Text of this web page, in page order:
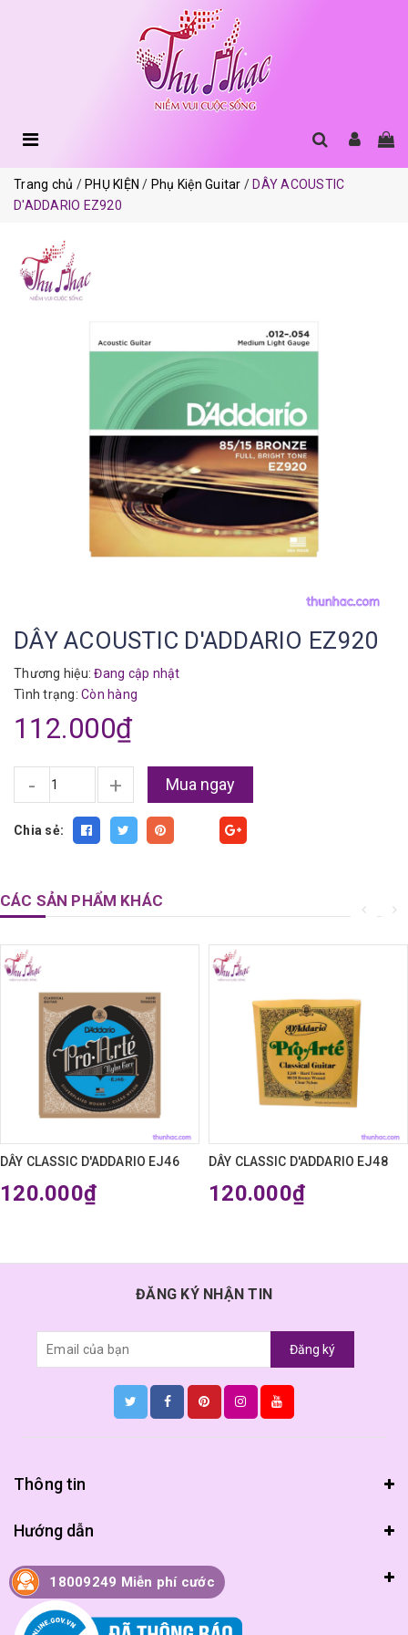
Trang chủ PHỤ KIỆN Phụ Kiện Guitar
DÂY ACOUSTIC
D'ADDARIO EZ920
DÂY ACOUSTIC D'ADDARIO EZ920
Thương hiệu: Đang cập nhật
Tình trạng: Còn hàng
112.000₫
- + Mua ngay
Chia sẻ:
CÁC SẢN PHẨM KHÁC
DÂY CLASSIC D'ADDARIO EJ46
120.000₫
DÂY CLASSIC D'ADDARIO EJ48
120.000₫
ĐĂNG KÝ NHẬN TIN
Đăng ký
Thông tin
Hướng dẫn
Chính sách
18009249 Miễn phí cước